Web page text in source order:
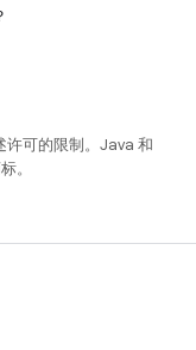
许可的限制。Java 和
。